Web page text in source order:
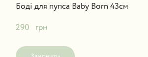
Боді для пупса Baby Born 43см
290   грн